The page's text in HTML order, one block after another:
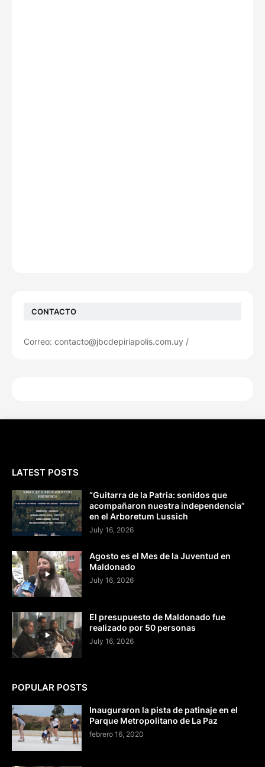
CONTACTO
Correo: contacto@jbcdepiriapolis.com.uy /
LATEST POSTS
“Guitarra de la Patria: sonidos que
acompañaron nuestra independencia”
en el Arboretum Lussich
July 16, 2026
Agosto es el Mes de la Juventud en
Maldonado
July 16, 2026
El presupuesto de Maldonado fue
realizado por 50 personas
July 16, 2026
POPULAR POSTS
Inauguraron la pista de patinaje en el
Parque Metropolitano de La Paz
febrero 16, 2020